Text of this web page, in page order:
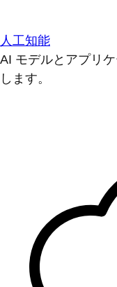
人工知能
AI モデルとアプリ
します。